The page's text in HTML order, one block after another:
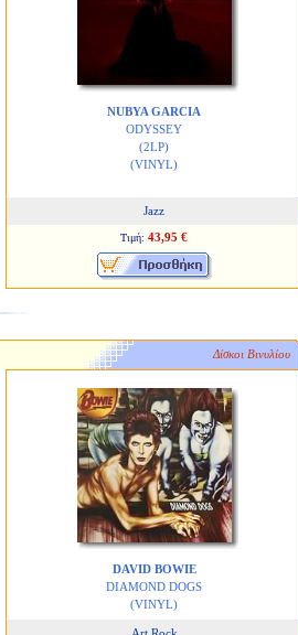
NUBYA GARCIA
ODYSSEY
(2LP)
(VINYL)
Jazz
Τιμή: 43,95 €
Δίσκοι Βινυλίου
DAVID BOWIE
DIAMOND DOGS
(VINYL)